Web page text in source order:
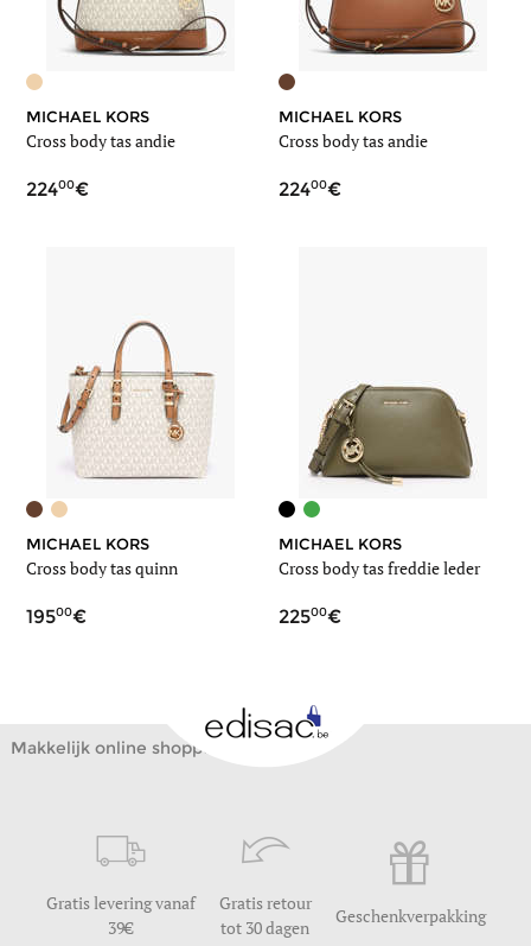
MICHAEL KORS
Cross body tas andie
22400
MICHAEL KORS
Cross body tas andie
22400
MICHAEL KORS
Cross body tas quinn
19500
MICHAEL KORS
Cross body tas freddie leder
22500
Makkelijk online shoppen
Gratis levering vanaf
39
Gratis retour
tot 30 dagen
Geschenkverpakking